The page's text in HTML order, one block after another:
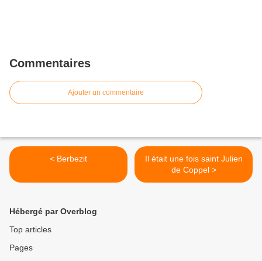
Commentaires
Ajouter un commentaire
< Berbezit
Il était une fois saint Julien
de Coppel >
Hébergé par Overblog
Top articles
Pages